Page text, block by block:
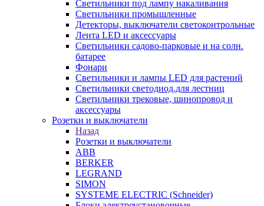
Светильники под лампу накаливания
Светильники промышленные
Детекторы, выключатели светоконтрольные
Лента LED и аксессуары
Светильники садово-парковые и на солн.
батарее
Фонари
Светильники и лампы LED для растений
Светильники светодиод.для лестниц
Светильники трековые, шинопровод и
аксессуары
Розетки и выключатели
Назад
Розетки и выключатели
ABB
BERKER
LEGRAND
SIMON
SYSTEME ELECTRIC (Schneider)